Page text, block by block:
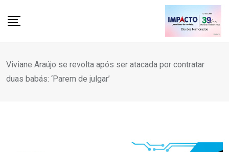
Viviane Araújo se revolta após ser atacada por contratar
duas babás: ‘Parem de julgar’